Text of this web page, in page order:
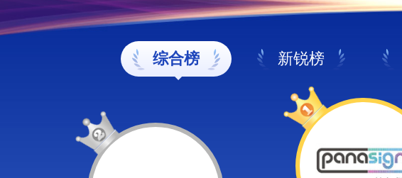
综合榜 新锐榜